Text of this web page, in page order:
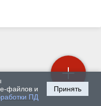
файлов и
ПД
Принять